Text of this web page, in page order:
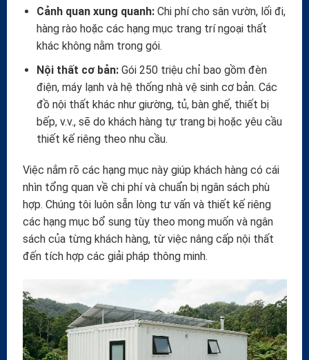
Cảnh quan xung quanh: Chi phí cho sân vườn, lối đi,
hàng rào hoặc các hạng mục trang trí ngoại thất
khác không nằm trong gói.
Nội thất cơ bản: Gói 250 triệu chỉ bao gồm đèn
điện, máy lạnh và hệ thống nhà vệ sinh cơ bản. Các
đồ nội thất khác như giường, tủ, bàn ghế, thiết bị
bếp, v.v., sẽ do khách hàng tự trang bị hoặc yêu cầu
thiết kế riêng theo nhu cầu.
Việc nắm rõ các hạng mục này giúp khách hàng có cái
nhìn tổng quan về chi phí và chuẩn bị ngân sách phù
hợp. Chúng tôi luôn sẵn lòng tư vấn và thiết kế riêng
các hạng mục bổ sung tùy theo mong muốn và ngân
sách của từng khách hàng, từ việc nâng cấp nội thất
đến tích hợp các giải pháp thông minh.